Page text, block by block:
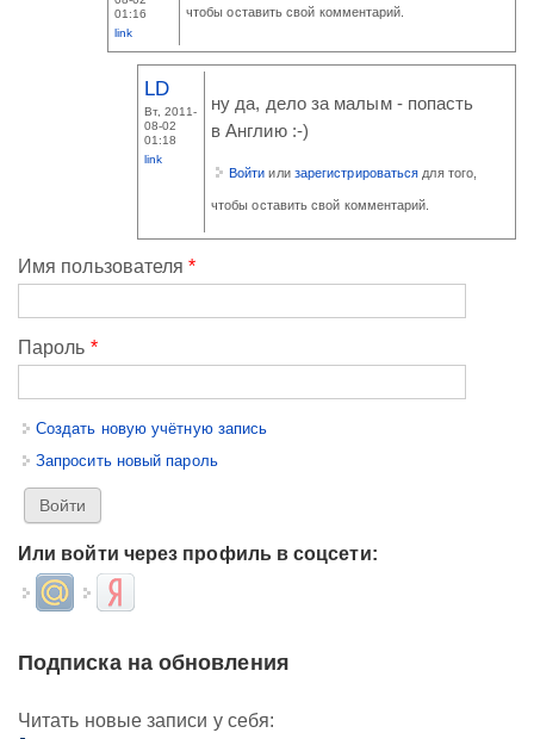
01:16
link
чтобы оставить свой комментарий.
LD
Вт, 2011-
08-02
01:18
link
ну да, дело за малым - попасть
в Англию :-)
Войти или зарегистрироваться для того,
чтобы оставить свой комментарий.
Имя пользователя*
Пароль *
Создать новую учётную запись
Запросить новый пароль
Или войти через профиль в соцсети:
Login with Mail.ruLogin with Яндекс
Подписка на обновления
Читать новые записи у себя: